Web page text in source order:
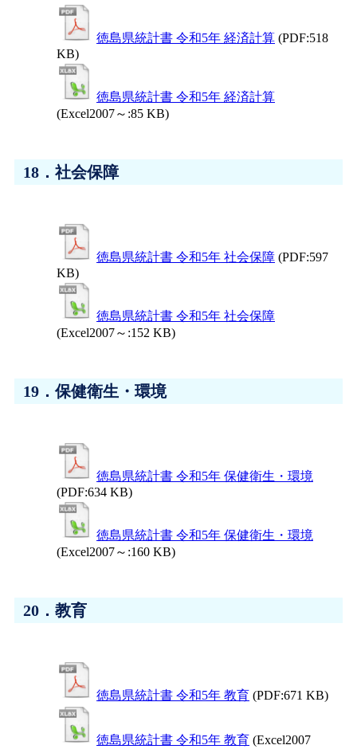
徳島県統計書 令和5年 経済計算 (PDF:518
KB)
徳島県統計書 令和5年 経済計算
(Excel2007～:85 KB)
18．社会保障
徳島県統計書 令和5年 社会保障 (PDF:597
KB)
徳島県統計書 令和5年 社会保障
(Excel2007～:152 KB)
19．保健衛生・環境
徳島県統計書 令和5年 保健衛生・環境
(PDF:634 KB)
徳島県統計書 令和5年 保健衛生・環境
(Excel2007～:160 KB)
20．教育
徳島県統計書 令和5年 教育 (PDF:671 KB)
徳島県統計書 令和5年 教育 (Excel2007